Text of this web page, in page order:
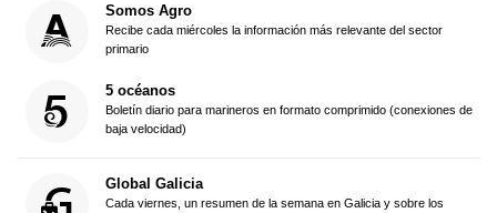
Somos Agro
Recibe cada miércoles la información más relevante del sector
primario
5 océanos
Boletín diario para marineros en formato comprimido (conexiones de
baja velocidad)
Global Galicia
Cada viernes, un resumen de la semana en Galicia y sobre los